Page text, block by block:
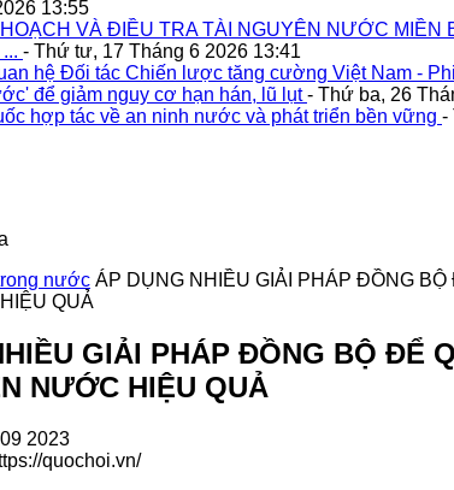
13:55
VÀ ĐIỀU TRA TÀI NGUYÊN NƯỚC
- Thứ tư, 17 Tháng 6 2026 13:41
hệ Đối tác Chiến lược tăng cường Việt Nam -
để giảm nguy cơ hạn hán, lũ lụt- Thứ ba, 26
hợp tác về an ninh nước và phát triển bền vững -
nước ÁP DỤNG NHIỀU GIẢI PHÁP ĐỒNG BỘ
QUẢ
GIẢI PHÁP ĐỒNG BỘ ĐỂ
NƯỚC HIỆU QUẢ
2023
quochoi.vn/